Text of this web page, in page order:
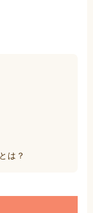
は？